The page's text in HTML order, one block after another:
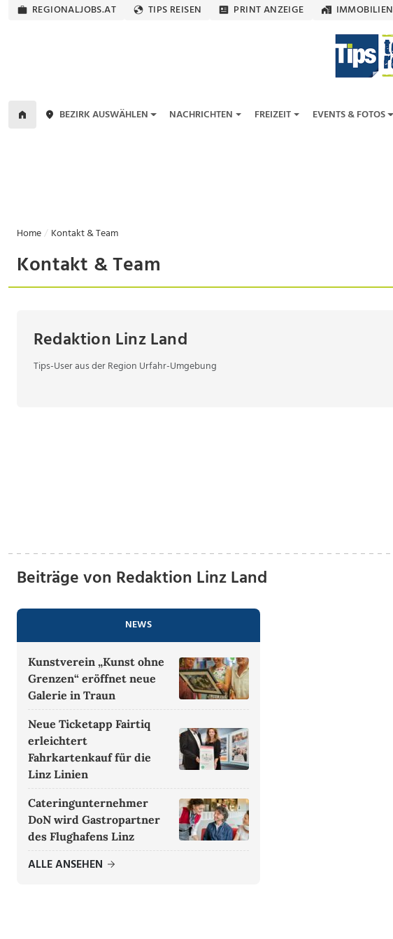
REGIONALJOBS.AT TIPS REISEN PRINT ANZEIGE IMMOBILIEN
BEZIRK AUSWÄHLEN NACHRICHTEN FREIZEIT EVENTS & FOTOS
Home Kontakt & Team
Kontakt & Team
Redaktion Linz Land
Tips-User aus der Region Urfahr-Umgebung
Beiträge von Redaktion Linz Land
NEWS
Kunstverein „Kunst ohne
Grenzen“ eröffnet neue
Galerie in Traun
Neue Ticketapp Fairtiq
erleichtert
Fahrkartenkauf für die
Linz Linien
Cateringunternehmer
DoN wird Gastropartner
des Flughafens Linz
ALLE ANSEHEN